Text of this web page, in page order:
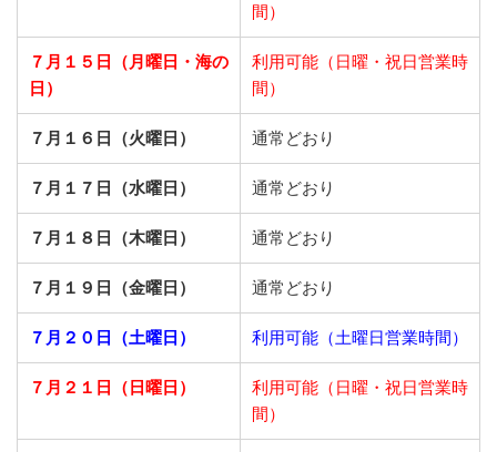
間）
７月１５日（月曜日・海の
日）
利用可能（日曜・祝日営業時
間）
７月１６日（火曜日） 通常どおり
７月１７日（水曜日） 通常どおり
７月１８日（木曜日） 通常どおり
７月１９日（金曜日） 通常どおり
７月２０日（土曜日） 利用可能（土曜日営業時間）
７月２１日（日曜日）
利用可能（日曜・祝日営業時
間）